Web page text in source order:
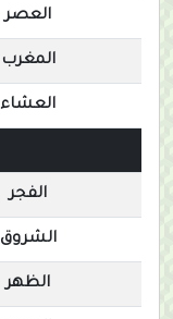
العصر
المغرب
العشاء
الفجر
الشروق
الظهر